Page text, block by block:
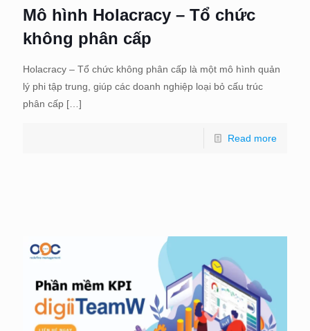
Mô hình Holacracy – Tổ chức
không phân cấp
Holacracy – Tổ chức không phân cấp là một mô hình quản
lý phi tập trung, giúp các doanh nghiệp loại bỏ cấu trúc
phân cấp […]
Read more